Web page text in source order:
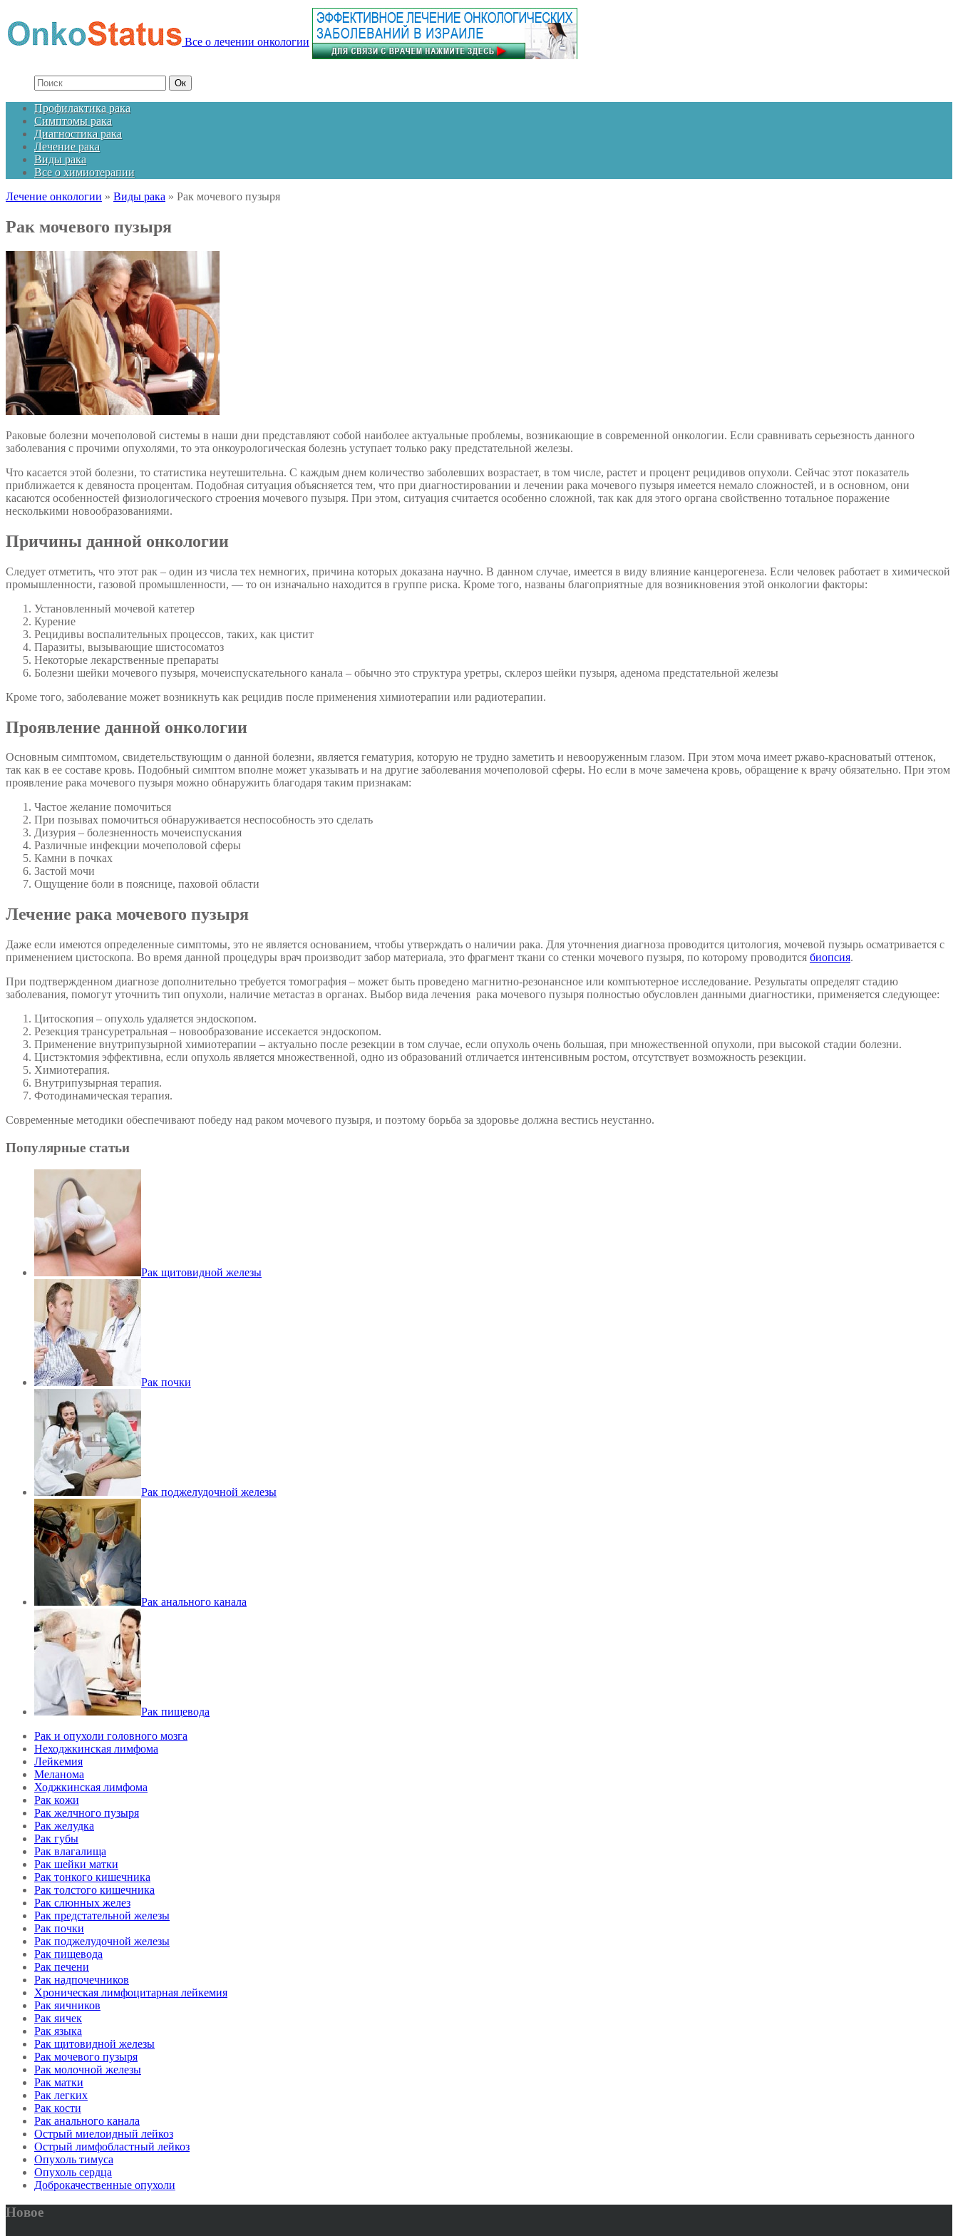
Все о лечении онкологии
Профилактика рака
Симптомы рака
Диагностика рака
Лечение рака
Виды рака
Все о химиотерапии
Лечение онкологии » Виды рака » Рак мочевого пузыря
Рак мочевого пузыря
Раковые болезни мочеполовой системы в наши дни представляют собой наиболее актуальные проблемы, возникающие в современной онкологии. Если сравнивать серьезность данного
заболевания с прочими опухолями, то эта онкоурологическая болезнь уступает только раку предстательной железы.
Что касается этой болезни, то статистика неутешительна. С каждым днем количество заболевших возрастает, в том числе, растет и процент рецидивов опухоли. Сейчас этот показатель
приближается к девяноста процентам. Подобная ситуация объясняется тем, что при диагностировании и лечении рака мочевого пузыря имеется немало сложностей, и в основном, они
касаются особенностей физиологического строения мочевого пузыря. При этом, ситуация считается особенно сложной, так как для этого органа свойственно тотальное поражение
несколькими новообразованиями.
Причины данной онкологии
Следует отметить, что этот рак – один из числа тех немногих, причина которых доказана научно. В данном случае, имеется в виду влияние канцерогенеза. Если человек работает в химической
промышленности, газовой промышленности, — то он изначально находится в группе риска. Кроме того, названы благоприятные для возникновения этой онкологии факторы:
Установленный мочевой катетер
Курение
Рецидивы воспалительных процессов, таких, как цистит
Паразиты, вызывающие шистосоматоз
Некоторые лекарственные препараты
Болезни шейки мочевого пузыря, мочеиспускательного канала – обычно это структура уретры, склероз шейки пузыря, аденома предстательной железы
Кроме того, заболевание может возникнуть как рецидив после применения химиотерапии или радиотерапии.
Проявление данной онкологии
Основным симптомом, свидетельствующим о данной болезни, является гематурия, которую не трудно заметить и невооруженным глазом. При этом моча имеет ржаво-красноватый оттенок,
так как в ее составе кровь. Подобный симптом вполне может указывать и на другие заболевания мочеполовой сферы. Но если в моче замечена кровь, обращение к врачу обязательно. При этом
проявление рака мочевого пузыря можно обнаружить благодаря таким признакам:
Частое желание помочиться
При позывах помочиться обнаруживается неспособность это сделать
Дизурия – болезненность мочеиспускания
Различные инфекции мочеполовой сферы
Камни в почках
Застой мочи
Ощущение боли в пояснице, паховой области
Лечение рака мочевого пузыря
Даже если имеются определенные симптомы, это не является основанием, чтобы утверждать о наличии рака. Для уточнения диагноза проводится цитология, мочевой пузырь осматривается с
применением цистоскопа. Во время данной процедуры врач производит забор материала, это фрагмент ткани со стенки мочевого пузыря, по которому проводится биопсия.
При подтвержденном диагнозе дополнительно требуется томография – может быть проведено магнитно-резонансное или компъютерное исследование. Результаты определят стадию
заболевания, помогут уточнить тип опухоли, наличие метастаз в органах. Выбор вида лечения рака мочевого пузыря полностью обусловлен данными диагностики, применяется следующее:
Цитоскопия – опухоль удаляется эндоскопом.
Резекция трансуретральная – новообразование иссекается эндоскопом.
Применение внутрипузырной химиотерапии – актуально после резекции в том случае, если опухоль очень большая, при множественной опухоли, при высокой стадии болезни.
Цистэктомия эффективна, если опухоль является множественной, одно из образований отличается интенсивным ростом, отсутствует возможность резекции.
Химиотерапия.
Внутрипузырная терапия.
Фотодинамическая терапия.
Современные методики обеспечивают победу над раком мочевого пузыря, и поэтому борьба за здоровье должна вестись неустанно.
Популярные статьи
Рак щитовидной железы
Рак почки
Рак поджелудочной железы
Рак анального канала
Рак пищевода
Рак и опухоли головного мозга
Неходжкинская лимфома
Лейкемия
Меланома
Ходжкинская лимфома
Рак кожи
Рак желчного пузыря
Рак желудка
Рак губы
Рак влагалища
Рак шейки матки
Рак тонкого кишечника
Рак толстого кишечника
Рак слюнных желез
Рак предстательной железы
Рак почки
Рак поджелудочной железы
Рак пищевода
Рак печени
Рак надпочечников
Хроническая лимфоцитарная лейкемия
Рак яичников
Рак яичек
Рак языка
Рак щитовидной железы
Рак мочевого пузыря
Рак молочной железы
Рак матки
Рак легких
Рак кости
Рак анального канала
Острый миелоидный лейкоз
Острый лимфобластный лейкоз
Опухоль тимуса
Опухоль сердца
Доброкачественные опухоли
Новое